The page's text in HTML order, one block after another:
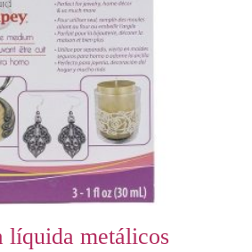
líquida metálicos